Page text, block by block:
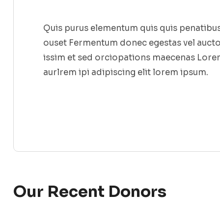
Quis purus elementum quis quis
ouset Fermentum donec egestas vel
issim et sed orciopations maecenas
aurlrem ipi adipiscing elit lorem ipsum.
Our Recent Donors